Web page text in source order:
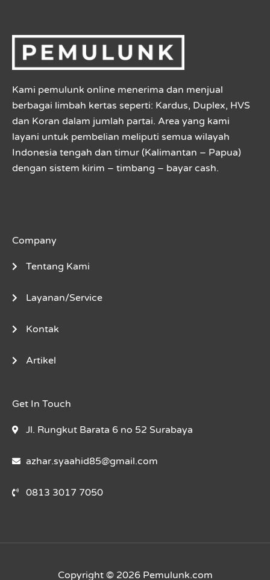
Kami pemulunk online menerima dan menjual
berbagai limbah kertas seperti: Kardus, Duplex, HVS
dan Koran dalam jumlah partai. Area yang kami
layani untuk pembelian meliputi semua wilayah
Indonesia tengah dan timur (Kalimantan – Papua)
dengan sistem kirim – timbang – bayar cash.
Company
Tentang Kami
Layanan/Service
Kontak
Artikel
Get In Touch
Jl. Rungkut Barata 6 no 52 Surabaya
azhar.syaahid85@gmail.com
0813 3017 7050
Copyright © 2026 Pemulunk.com